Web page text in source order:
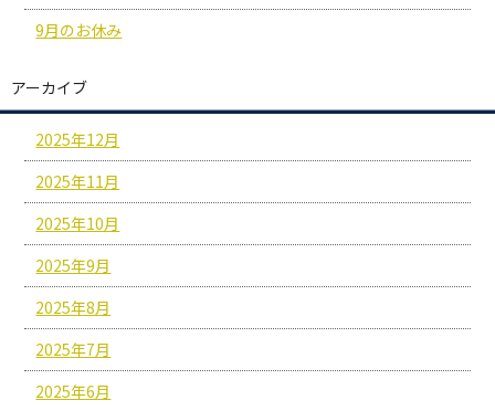
9月のお休み
アーカイブ
2025年12月
2025年11月
2025年10月
2025年9月
2025年8月
2025年7月
2025年6月